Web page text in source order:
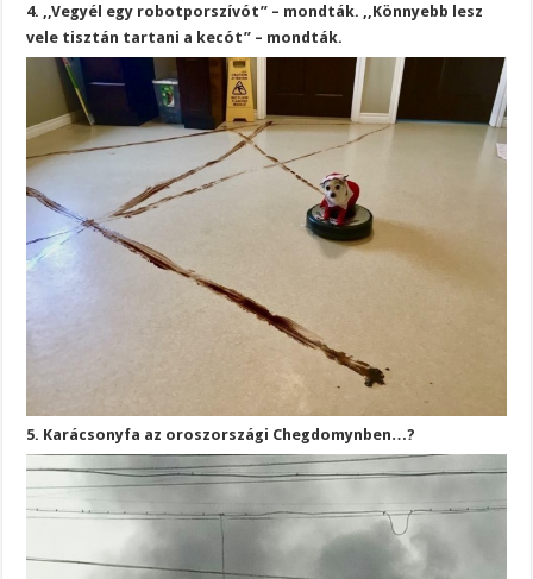
4. ,,Vegyél egy robotporszívót” – mondták. ,,Könnyebb lesz
vele tisztán tartani a kecót” – mondták.
5. Karácsonyfa az oroszországi Chegdomynben…?